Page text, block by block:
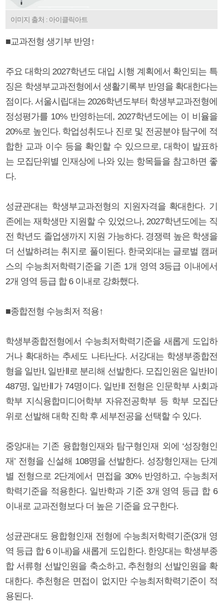
이미지 출처 : 아이클릭아트
■교과전형 생기부 반영↑
주요 대학의 2027학년도 대입 시행 계획에서 확인되는 특
징은 학생부교과전형에서 생활기록부 반영을 확대한다는
점이다. 서울시립대는 2026학년도부터 학생부교과전형에
정성평가를 10% 반영하는데, 2027학년도에는 이 비율을
20%로 높인다. 학업성취도나 진로 및 전공분야 탐구에 적
합한 교과 이수 등을 확인할 수 있으므로, 대학이 발표하
는 모집단위별 인재상에 나와 있는 항목들을 참고하면 좋
다.
성균관대는 학생부교과전형의 지원자격을 확대한다. 기
존에는 재학생만 지원할 수 있었으나, 2027학년도에는 직
전 학년도 졸업생까지 지원 가능하다. 경쟁력 높은 학생을
더 선발하려는 취지로 풀이된다. 한국외대는 글로벌 캠퍼
스의 수능최저학력기준을 기존 1개 영역 3등급 이내에서
2개 영역 등급 합 6 이내로 강화했다.
■종합전형 수능최저 적용↑
학생부종합전형에서 수능최저학력기준을 새롭게 도입하
거나 확대하는 추세도 나타난다. 서강대는 학생부종합전
형을 일반Ⅰ, 일반Ⅱ로 분리해 선발한다. 모집인원은 일반Ⅰ이
487명, 일반Ⅱ가 74명이다. 일반Ⅱ 전형은 인문학부 사회과
학부 지식융합미디어학부 자유전공학부 등 학부 모집단
위로 선발해 대학 진학 후 세부전공을 선택할 수 있다.
중앙대는 기존 융합형인재와 탐구형인재 외에 ‘성장형인
재’ 전형을 신설해 108명을 선발한다. 성장형인재는 단계
별 전형으로 2단계에서 면접을 30% 반영하고, 수능최저
학력기준을 적용한다. 일반학과 기준 3개 영역 등급 합 6
이내로 교과전형보다 더 높은 기준을 요구한다.
성균관대도 융합형인재 전형에 수능최저학력기준(3개 영
역 등급 합 6 이내)을 새롭게 도입한다. 한양대는 학생부종
합 서류형 선발인원을 축소하고, 추천형의 선발인원을 확
대한다. 추천형은 면접이 없지만 수능최저학력기준이 적
용된다.